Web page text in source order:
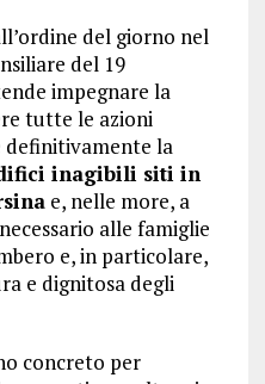
del giorno nel
del 19
impegnare la
tutte le azioni
definitivamente la
inagibili siti in
e, nelle more, a
alle famiglie
e, in particolare,
e dignitosa degli
concreto per